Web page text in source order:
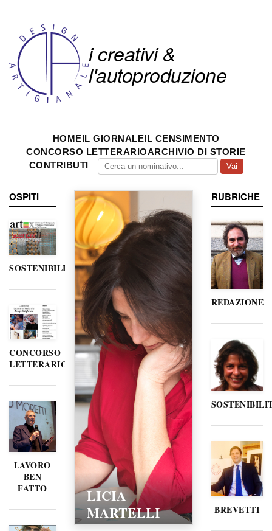
i creativi &
l'autoproduzione
HOMEIL GIORNALEIL CENSIMENTO
CONCORSO LETTERARIOARCHIVIO DI STORIE
CONTRIBUTI
Vai
OSPITI
SOSTENIBILITÀ
CONCORSO
LETTERARIO
LAVORO
BEN
FATTO
LICIA
MARTELLI
RUBRICHE
REDAZIONE
BREVETTI